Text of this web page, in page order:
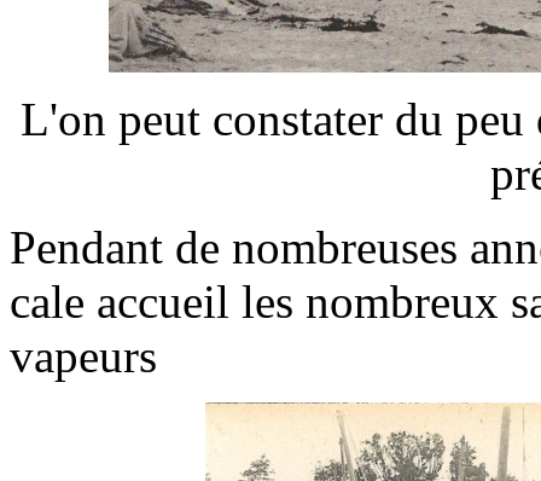
L'on peut constater du
Pendant de nombreuses
cale accueil les nombreux
vapeurs